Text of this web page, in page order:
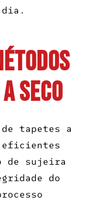
seco
tapetes a
de sujeira
do